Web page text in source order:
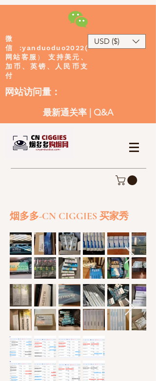
微
信 :yanduoduo2022(
网站客服 ）支持美元、
加币、英镑、人民币支
付
USD ($)
​网站访问量：
最新通关率 Q&A
烟多多-CN CIGGIES 买家秀